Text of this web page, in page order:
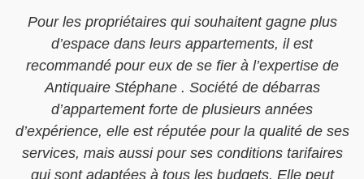
Pour les propriétaires qui souhaitent gagne plus
d’espace dans leurs appartements, il est
recommandé pour eux de se fier à l’expertise de
Antiquaire Stéphane . Société de débarras
d’appartement forte de plusieurs années
d’expérience, elle est réputée pour la qualité de ses
services, mais aussi pour ses conditions tarifaires
qui sont adaptées à tous les budgets. Elle peut